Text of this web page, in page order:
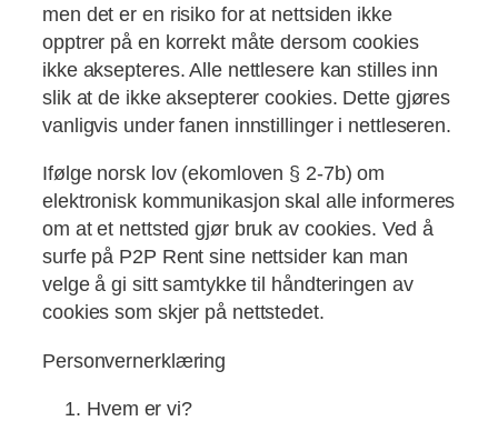
men det er en risiko for at nettsiden ikke
opptrer på en korrekt måte dersom cookies
ikke aksepteres. Alle nettlesere kan stilles inn
slik at de ikke aksepterer cookies. Dette gjøres
vanligvis under fanen innstillinger i nettleseren.
Ifølge norsk lov (ekomloven § 2-7b) om
elektronisk kommunikasjon skal alle informeres
om at et nettsted gjør bruk av cookies. Ved å
surfe på P2P Rent sine nettsider kan man
velge å gi sitt samtykke til håndteringen av
cookies som skjer på nettstedet.
Personvernerklæring
Hvem er vi?